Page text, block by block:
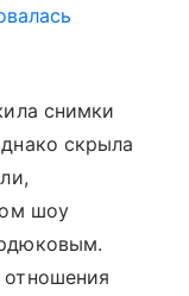
снимки
скрыла
шоу